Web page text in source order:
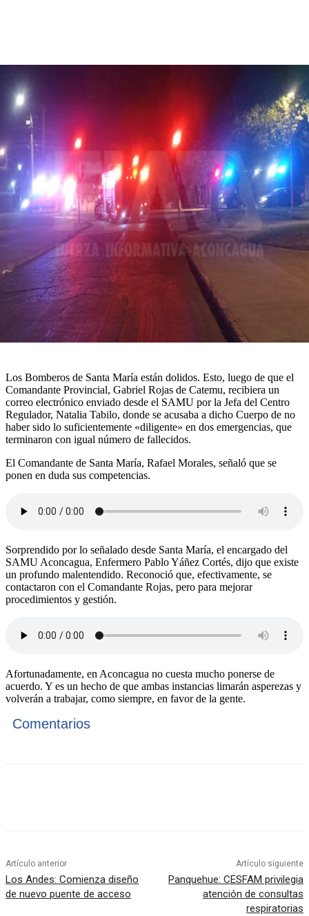
Los Bomberos de Santa María están dolidos. Esto, luego de que el
Comandante Provincial, Gabriel Rojas de Catemu, recibiera un
correo electrónico enviado desde el SAMU por la Jefa del Centro
Regulador, Natalia Tabilo, donde se acusaba a dicho Cuerpo de no
haber sido lo suficientemente «diligente» en dos emergencias, que
terminaron con igual número de fallecidos.
El Comandante de Santa María, Rafael Morales, señaló que se
ponen en duda sus competencias.
Sorprendido por lo señalado desde Santa María, el encargado del
SAMU Aconcagua, Enfermero Pablo Yáñez Cortés, dijo que existe
un profundo malentendido. Reconoció que, efectivamente, se
contactaron con el Comandante Rojas, pero para mejorar
procedimientos y gestión.
Afortunadamente, en Aconcagua no cuesta mucho ponerse de
acuerdo. Y es un hecho de que ambas instancias limarán asperezas y
volverán a trabajar, como siempre, en favor de la gente.
Comentarios
Artículo anterior
Los Andes: Comienza diseño
de nuevo puente de acceso
Artículo siguiente
Panquehue: CESFAM privilegia
atención de consultas
respiratorias